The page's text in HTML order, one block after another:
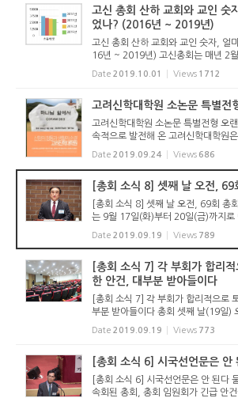
고신 총회 산하 교회와 교인 숫
었나? (2016년 ~ 2019년)
고신 총회 산하 교회와 교인 숫자, 얼
16년 ~ 2019년) 고신총회는 매년 2
각 노회의 상황을 보고 받는다. 노회
각종 통계를 보고하게 되어 있다. 각
Date 2019.10.01 Views 1712
고려신학대학원 소논문 특별전
고려신학대학원 소논문 특별전형 오
속적으로 발전해 온 고려신학대학원
학회”(이사장 한진환 목사)와 협력하
미래의 목회자를 선발하기 위하여 다
전...
Date 2019.09.24 Views 686
[총회 소식 8] 셋째 날 오전, 69
[총회 소식 8] 셋째 날 오전, 69회 총
는 9월 17일(화)부터 20일(금)까지로
딱 맞게 진행되기 어려운 점, 혹시 모
잡아 넷째 날 오전까지로 계획되어 있
Date 2019.09.19 Views 789
[총회 소식 7] 각 부회가 합리
한 안건, 대부분 받아들이다
[총회 소식 7] 각 부회가 합리적으로
부분 받아들이다 총회 셋째 날(19일)
후 각 부회에서 심의한 안건들에 대한
회에서 충분한 토론이 있었던 안건들
Date 2019.09.19 Views 773
[총회 소식 6] 시국선언문은 안
[총회 소식 6] 시국선언문은 안 된다
속회된 총회, 총회 임원회가 긴급 안